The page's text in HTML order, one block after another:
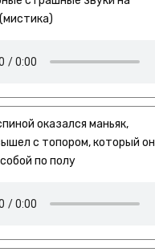
оказался маньяк,
с топором, который он
по полу